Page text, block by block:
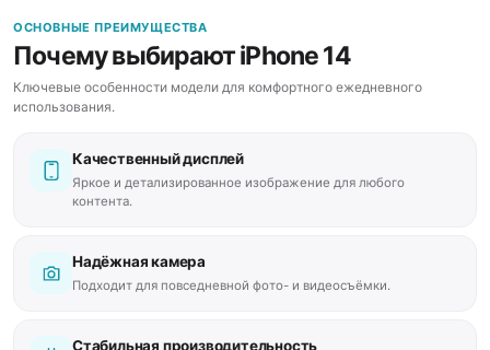
ОСНОВНЫЕ ПРЕИМУЩЕСТВА
Почему выбирают iPhone 14
Ключевые особенности модели для комфортного ежедневного
использования.
Качественный дисплей
Яркое и детализированное изображение для любого
контента.
Надёжная камера
Подходит для повседневной фото- и видеосъёмки.
Стабильная производительность